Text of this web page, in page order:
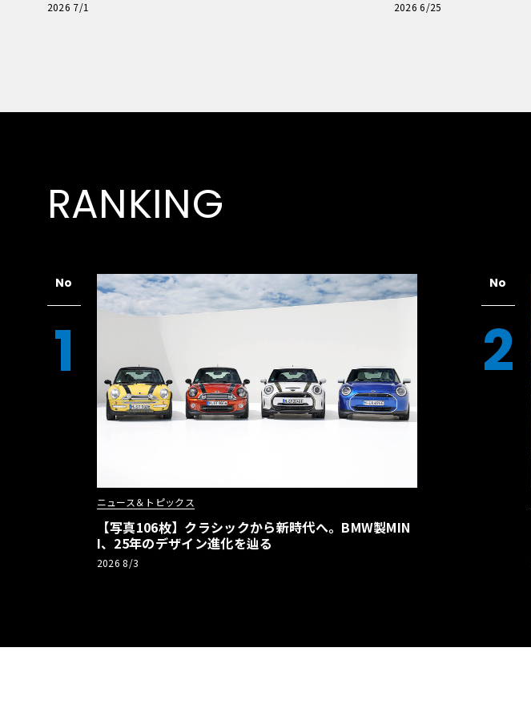
極的アプローチ」
2026 7/1
「輸入車Q&A」
2026 6/25
RANKING
No
1
ニュース＆トピックス
【写真106枚】クラシックから新時代へ。BMW製MIN
I、25年のデザイン進化を辿る
2026 8/3
No
2